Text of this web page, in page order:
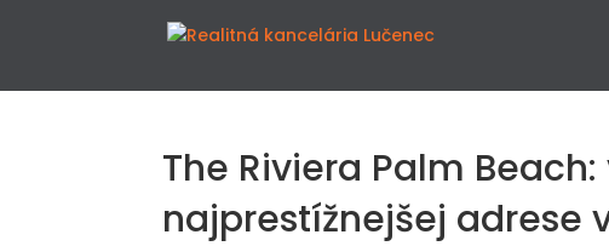
The Riviera Palm
najprestížnejšej adrese